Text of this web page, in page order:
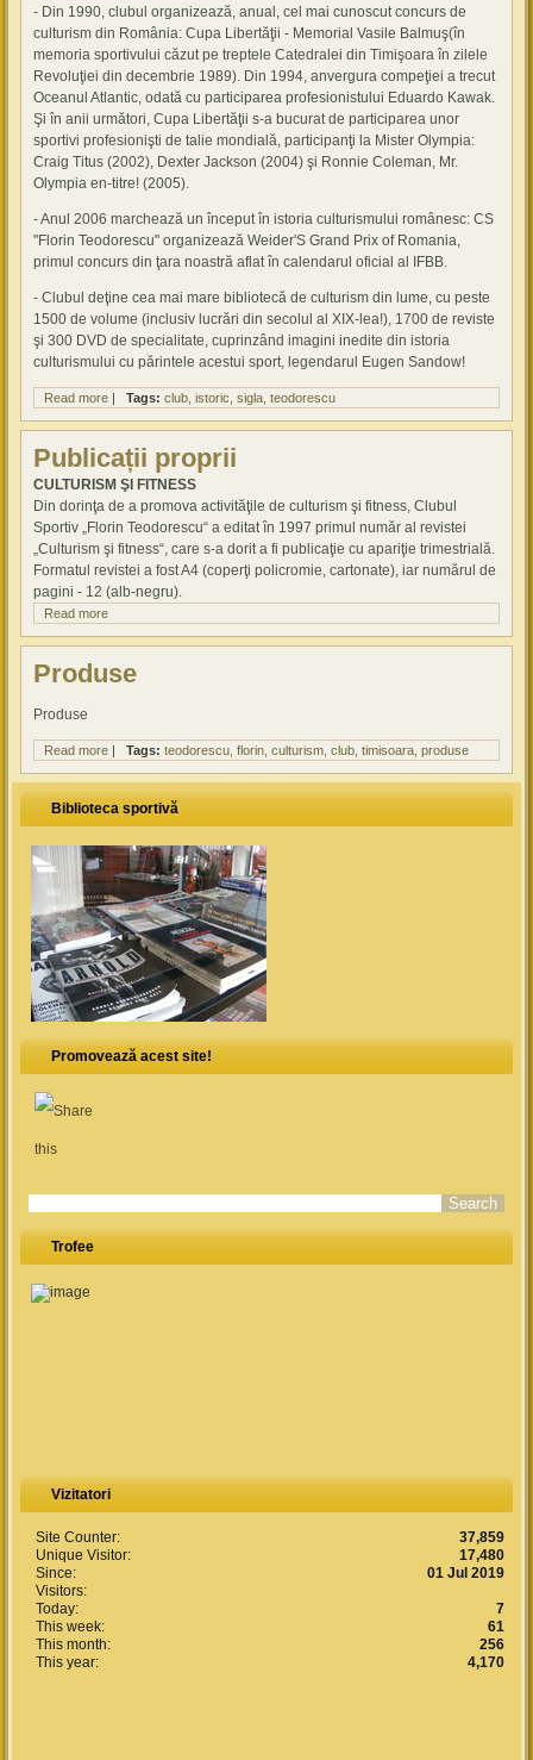
- Din 1990, clubul organizează, anual, cel mai cunoscut concurs de
culturism din România: Cupa Libertăţii - Memorial Vasile Balmuş(în
memoria sportivului căzut pe treptele Catedralei din Timişoara în zilele
Revoluţiei din decembrie 1989). Din 1994, anvergura compeţiei a trecut
Oceanul Atlantic, odată cu participarea profesionistului Eduardo Kawak.
Şi în anii următori, Cupa Libertăţii s-a bucurat de participarea unor
sportivi profesionişti de talie mondială, participanţi la Mister Olympia:
Craig Titus (2002), Dexter Jackson (2004) şi Ronnie Coleman, Mr.
Olympia en-titre! (2005).
- Anul 2006 marchează un început în istoria culturismului românesc: CS
"Florin Teodorescu" organizează Weider'S Grand Prix of Romania,
primul concurs din ţara noastră aflat în calendarul oficial al IFBB.
- Clubul deţine cea mai mare bibliotecă de culturism din lume, cu peste
1500 de volume (inclusiv lucrări din secolul al XIX-lea!), 1700 de reviste
şi 300 DVD de specialitate, cuprinzând imagini inedite din istoria
culturismului cu părintele acestui sport, legendarul Eugen Sandow!
Read more about Istoric
Tags:club istoric sigla teodorescu
Publicații proprii
CULTURISM ŞI FITNESS
Din dorinţa de a promova activităţile de culturism şi fitness, Clubul
Sportiv „Florin Teodorescu“ a editat în 1997 primul număr al revistei
„Culturism şi fitness“, care s-a dorit a fi publicaţie cu apariţie trimestrială.
Formatul revistei a fost A4 (coperţi policromie, cartonate), iar numărul de
pagini - 12 (alb-negru).
Read more
Produse
Produse
Read more about Produse
Tags:teodorescu florin culturism club timisoara produse
Biblioteca sportivă
Promovează acest site!
Search form
Trofee
Vizitatori
Site Counter:
37,859
Unique Visitor:
17,480
Since:
01 Jul 2019
Visitors:
Today:
7
This week:
61
This month:
256
This year:
4,170